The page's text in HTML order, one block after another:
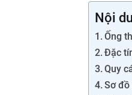
Nội
Ống
Đặc
Quy
Sơ đồ